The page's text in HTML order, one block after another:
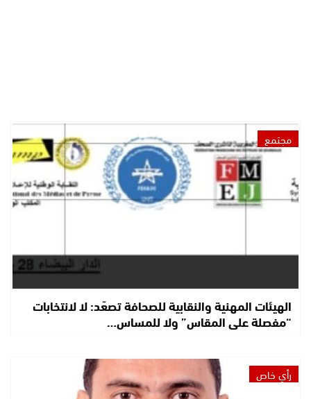
مجتمع
الهيئات المهنية والنقابية للصحافة تصعّد: لا لانتخابات
“مفصلة على المقاس” ولا للمساس…
رأي خاص